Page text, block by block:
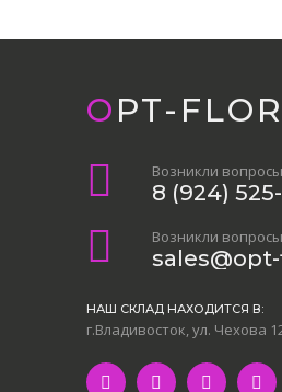
OPT-
Возникли
8 (924)
Возникли
НАШ СКЛАД НАХОДИТСЯ В:
г.Владивосток, ул. Чехова